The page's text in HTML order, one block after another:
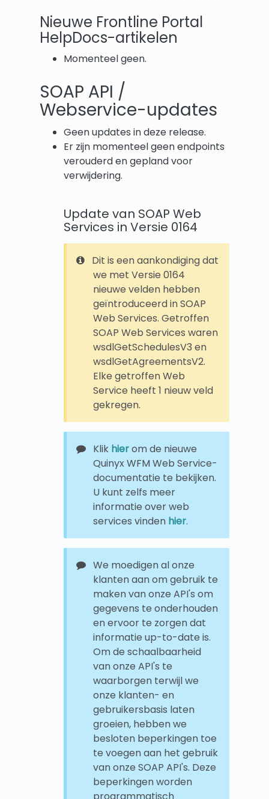
Nieuwe Frontline Portal
HelpDocs-artikelen
Momenteel geen.
SOAP API /
Webservice-updates
Geen updates in deze release.
Er zijn momenteel geen endpoints
verouderd en gepland voor
verwijdering.
Update van SOAP Web
Services in Versie 0164
Dit is een aankondiging dat
we met Versie 0164
nieuwe velden hebben
geïntroduceerd in SOAP
Web Services. Getroffen
SOAP Web Services waren
wsdlGetSchedulesV3 en
wsdlGetAgreementsV2.
Elke getroffen Web
Service heeft 1 nieuw veld
gekregen.
Klik hierom de nieuwe
Quinyx WFM Web Service-
documentatie te bekijken.
U kunt zelfs meer
informatie over web
services vinden hier.
We moedigen al onze
klanten aan om gebruik te
maken van onze API's om
gegevens te onderhouden
en ervoor te zorgen dat
informatie up-to-date is.
Om de schaalbaarheid
van onze API's te
waarborgen terwijl we
onze klanten- en
gebruikersbasis laten
groeien, hebben we
besloten beperkingen toe
te voegen aan het gebruik
van onze SOAP API's. Deze
beperkingen worden
programmatisch